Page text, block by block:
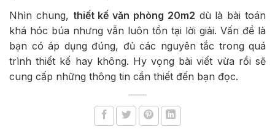
Nhìn chung, thiết kế văn phòng 20m2 dù là bài toán
khá hóc búa nhưng vẫn luôn tồn tại lời giải. Vấn đề là
bạn có áp dụng đúng, đủ các nguyên tắc trong quá
trình thiết kế hay không. Hy vọng bài viết vừa rồi sẽ
cung cấp những thông tin cần thiết đến bạn đọc.